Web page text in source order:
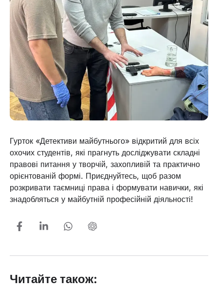
Гурток «Детективи майбутнього» відкритий для всіх
охочих студентів, які прагнуть досліджувати складні
правові питання у творчій, захопливій та практично
орієнтованій формі. Приєднуйтесь, щоб разом
розкривати таємниці права і формувати навички, які
знадобляться у майбутній професійній діяльності!
Читайте також: